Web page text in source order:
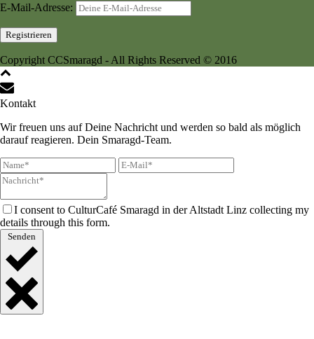
E-Mail-Adresse:
Copyright CCSmaragd - All Rights Reserved © 2016
Kontakt
Wir freuen uns auf Deine Nachricht und werden so bald als möglich
darauf reagieren. Dein Smaragd-Team.
I consent to CulturCafé Smaragd in der Altstadt Linz collecting my
details through this form.
Senden